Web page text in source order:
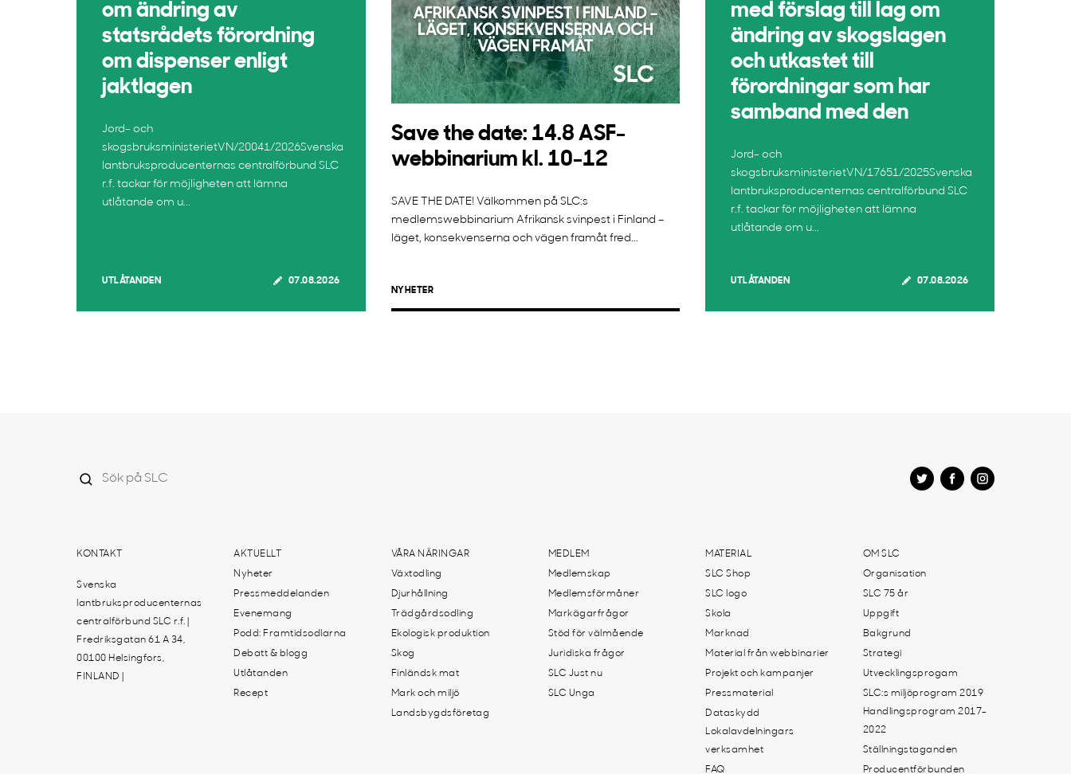
om ändring av
statsrådets förordning
om dispenser enligt
jaktlagen
Jord- och
skogsbruksministerietVN/20041/2026Svenska
lantbruksproducenternas centralförbund SLC
r.f. tackar för möjligheten att lämna
utlåtande om u...
UTLÅTANDEN 07.08.2026
Save the date: 14.8 ASF-
webbinarium kl. 10-12
SAVE THE DATE! Välkommen på SLC:s
medlemswebbinarium Afrikansk svinpest i Finland –
läget, konsekvenserna och vägen framåt fred...
NYHETER
med förslag till lag om
ändring av skogslagen
och utkastet till
förordningar som har
samband med den
Jord- och
skogsbruksministerietVN/17651/2025Svenska
lantbruksproducenternas centralförbund SLC
r.f. tackar för möjligheten att lämna
utlåtande om u...
UTLÅTANDEN 07.08.2026
KONTAKT
Svenska
lantbruksproducenternas
centralförbund SLC r.f. |
Fredriksgatan 61 A 34,
00100 Helsingfors,
FINLAND |
AKTUELLT
Nyheter
Pressmeddelanden
Evenemang
Podd: Framtidsodlarna
Debatt & blogg
Utlåtanden
Recept
VÅRA NÄRINGAR
Växtodling
Djurhållning
Trädgårdsodling
Ekologisk produktion
Skog
Finländsk mat
Mark och miljö
Landsbygdsföretag
MEDLEM
Medlemskap
Medlemsförmåner
Markägarfrågor
Stöd för välmående
Juridiska frågor
SLC Just nu
SLC Unga
MATERIAL
SLC Shop
SLC logo
Skola
Marknad
Material från webbinarier
Projekt och kampanjer
Pressmaterial
Dataskydd
Lokalavdelningars
verksamhet
FAQ
OM SLC
Organisation
SLC 75 år
Uppgift
Bakgrund
Strategi
Utvecklingsprogam
SLC:s miljöprogram 2019
Handlingsprogram 2017-
2022
Ställningstaganden
Producentförbunden